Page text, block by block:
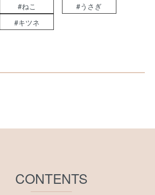
#ねこ
#うさぎ
#キツネ
CONTENTS